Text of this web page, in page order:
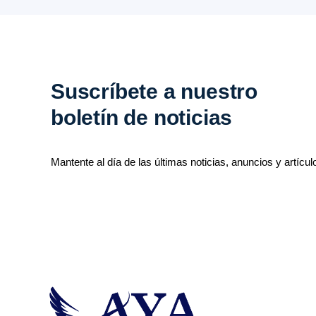
Suscríbete a nuestro
boletín de noticias
Mantente al día de las últimas noticias, anuncios y